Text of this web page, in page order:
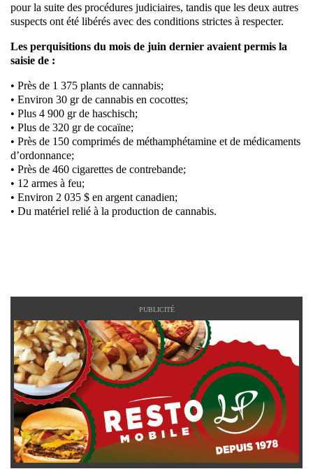
pour la suite des procédures judiciaires, tandis que les deux autres
suspects ont été libérés avec des conditions strictes à respecter.
Les perquisitions du mois de juin dernier avaient permis la
saisie de :
• Près de 1 375 plants de cannabis;
• Environ 30 gr de cannabis en cocottes;
• Plus 4 900 gr de haschisch;
• Plus de 320 gr de cocaïne;
• Près de 150 comprimés de méthamphétamine et de médicaments
d’ordonnance;
• Près de 460 cigarettes de contrebande;
• 12 armes à feu;
• Environ 2 035 $ en argent canadien;
• Du matériel relié à la production de cannabis.
PUBLICITÉ